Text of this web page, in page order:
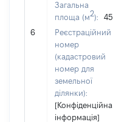
6
Загальна
площа (м2):
45
Реєстраційний
номер
(кадастровий
номер для
земельної
ділянки):
[Конфіденційна
інформація]